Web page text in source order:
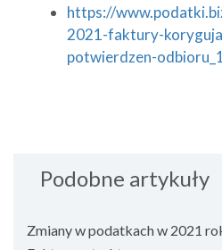
https://
2021-faktury-
potwierdzen-
Podobne artykuły
Zmiany w podatkach w 2021